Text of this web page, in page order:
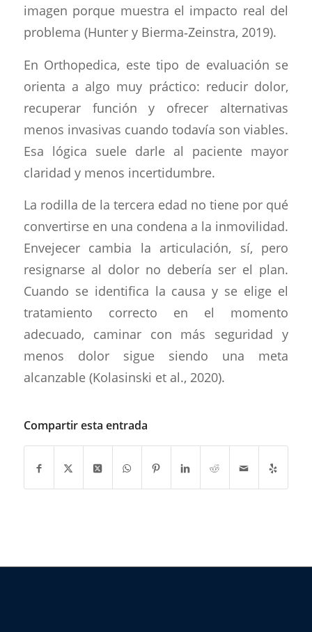
imagen porque muestra el impacto real del
problema (Hunter y Bierma‑Zeinstra, 2019).
En Orthopedica, este tipo de evaluación se
orienta a algo muy práctico: reducir dolor,
recuperar función y ofrecer alternativas
menos invasivas cuando todavía son viables.
Esa lógica suele darle al paciente mayor
claridad y menos incertidumbre.
La rodilla de la tercera edad no tiene por qué
convertirse en una condena a la inmovilidad.
Envejecer cambia la articulación, sí, pero
resignarse al dolor no debería ser el plan.
Cuando se identifica la causa y se elige el
tratamiento correcto en el momento
adecuado, caminar con más seguridad y
menos dolor sigue siendo una meta
alcanzable (Kolasinski et al., 2020).
Compartir esta entrada